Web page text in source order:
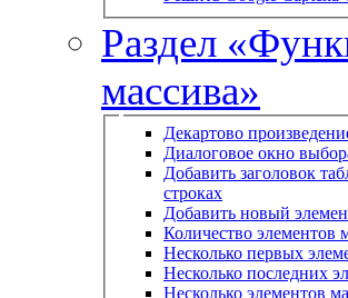
Раздел
массива»
Декартово
Диалоговое окно
Добавить заголовок
строках
Добавить новый
Количество элементов
Несколько первых
Несколько последних
Несколько элементов